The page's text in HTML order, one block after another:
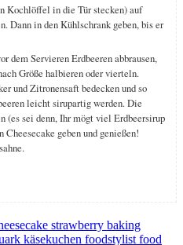
Kochlöffel in die Tür stecken) auf
Dann in den Kühlschrank geben, bis er
dem Servieren Erdbeeren abbrausen,
Größe halbieren oder vierteln.
und Zitronensaft bedecken und so
leicht sirupartig werden. Die
(es sei denn, Ihr mögt viel Erdbeersirup
Cheesecake geben und genießen!